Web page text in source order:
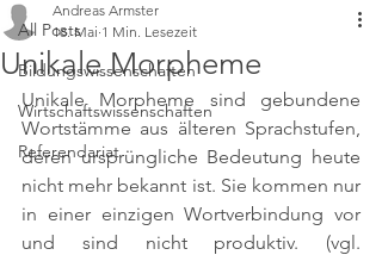
All Posts
Bildungswissenschaften
Wirtschaftswissenschaften
Referendariat
Unikale Morpheme
Andreas Armster
18. Mai 1 Min. Lesezeit
Unikale Morpheme sind gebundene
Wortstämme aus älteren Sprachstufen,
deren ursprüngliche Bedeutung heute
nicht mehr bekannt ist. Sie kommen nur
in einer einzigen Wortverbindung vor
und sind nicht produktiv. (vgl.